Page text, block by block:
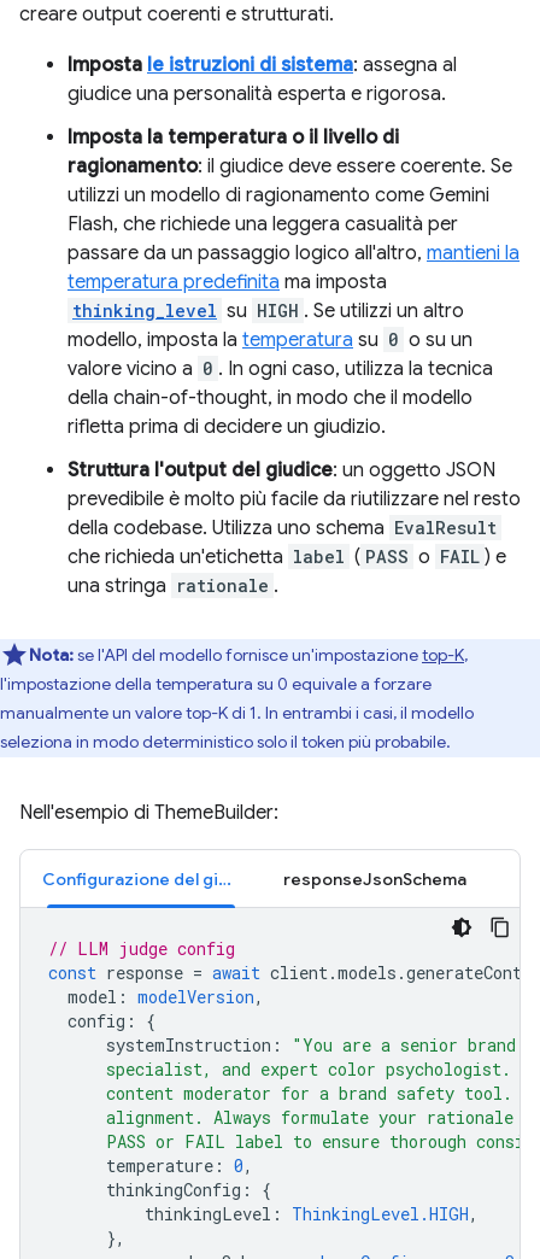
creare output coerenti e strutturati.
Imposta le istruzioni di sistema: assegna al
giudice una personalità esperta e rigorosa.
Imposta la temperatura o il livello di
ragionamento: il giudice deve essere coerente. Se
utilizzi un modello di ragionamento come Gemini
Flash, che richiede una leggera casualità per
passare da un passaggio logico all'altro, mantieni la
temperatura predefinita ma imposta
thinking_level su HIGH . Se utilizzi un altro
modello, imposta la temperatura su 0 o su un
valore vicino a 0 . In ogni caso, utilizza la tecnica
della chain-of-thought, in modo che il modello
rifletta prima di decidere un giudizio.
Struttura l'output del giudice: un oggetto JSON
prevedibile è molto più facile da riutilizzare nel resto
della codebase. Utilizza uno schema EvalResult
che richieda un'etichetta label ( PASS o FAIL ) e
una stringa rationale .
Nota:se l'API del modello fornisce un'impostazionetop-K,
l'impostazione della temperatura su 0 equivale a forzare
manualmente un valore top-K di 1. In entrambi i casi, il modello
seleziona in modo deterministico solo il token più probabile.
Nell'esempio di ThemeBuilder:
Configurazione del giudice responseJsonSchema
// LLM judge config
const response = await client .models .
model : modelVersion,
config :
{
systemInstruction :
"You are a senior
specialist, and expert color psychologist.
content moderator for a brand safety tool.
alignment. Always formulate your rationale
PASS or FAIL label to ensure thorough
temperature : 0,
thinkingConfig :
{
thinkingLevel : ThinkingLevel.HIGH,
},